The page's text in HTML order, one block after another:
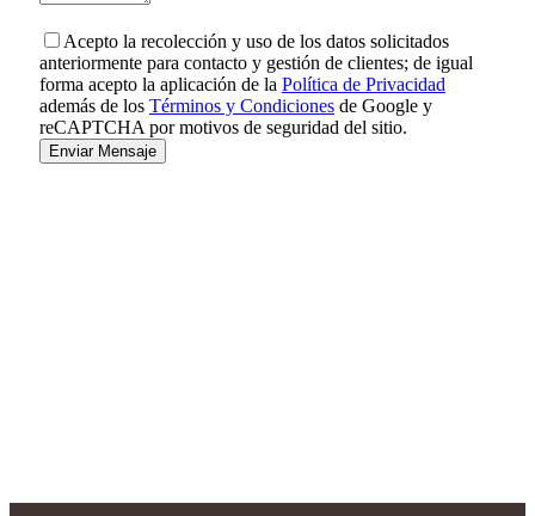
Acepto la recolección y uso de los datos solicitados
anteriormente para contacto y gestión de clientes; de igual
forma acepto la aplicación de la Política de Privacidad
además de los Términos y Condicionesde Google y
reCAPTCHA por motivos de seguridad del sitio.